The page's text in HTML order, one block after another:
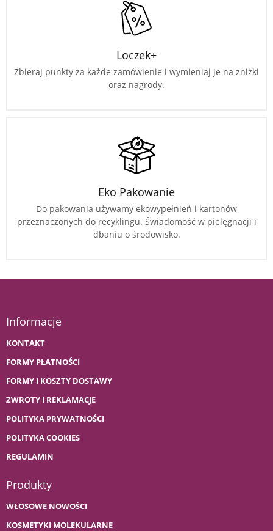
Loczek+
Zbieraj punkty za każde zamówienie i wymieniaj je na zniżki
oraz nagrody.
Eko Pakowanie
Do pakowania używamy ekowypełnień i kartonów
przeznaczonych do recyklingu. Świadomość w pielęgnacji i
dbaniu o środowisko.
Informacje
KONTAKT
FORMY PŁATNOŚCI
FORMY I KOSZTY DOSTAWY
ZWROTY I REKLAMACJE
POLITYKA PRYWATNOŚCI
POLITYKA COOKIES
REGULAMIN
Produkty
WŁOSOWE NOWOŚCI
KOSMETYKI MOLEKULARNE